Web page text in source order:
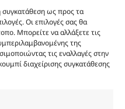
συγκατάθεση ως προς τα
Οι επιλογές σας θα
Μπορείτε να αλλάξετε τις
της
τις εναλλαγές στην
διαχείρισης συγκατάθεσης
εικονιζόμενο προϊόν.
της επιλογής σας.
στα
στην
επιχείρησης μας δεν
του
από τα